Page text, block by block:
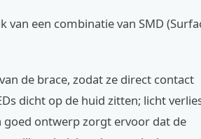
een combinatie van SMD
de brace, zodat ze direct contact
dicht op de huid zitten; licht
goed ontwerp zorgt ervoor dat de